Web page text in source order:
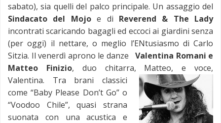
sabato), sia quelli del palco principale. Un assaggio del
Sindacato del Mojoe di Reverend & The Lady
incontrati scaricando bagagli ed eccoci ai giardini senza
(per oggi) il nettare, o meglio l’ENtusiasmo di Carlo
Sitzia. Il venerdì aprono le danze Valentina Romani e
Matteo Finizio, duo chitarra, Matteo, e voce,
Valentina. Tra brani classici
come “Baby Please Don’t Go” o
“Voodoo Chile”, quasi strana
suonata con una acustica e